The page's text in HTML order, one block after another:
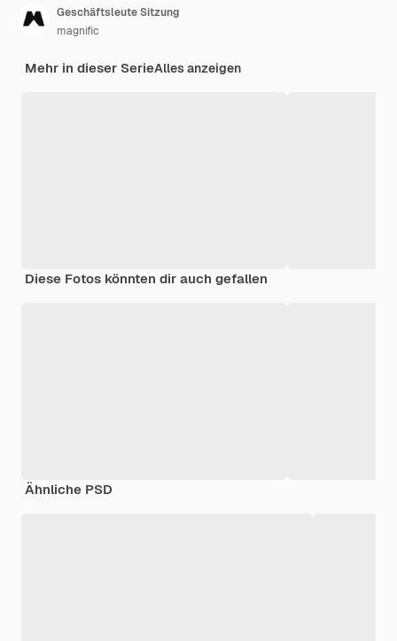
Geschäftsleute Sitzung
magnific
Mehr in dieser SerieAlles anzeigen
Diese Fotos könnten dir auch gefallen
Ähnliche PSD